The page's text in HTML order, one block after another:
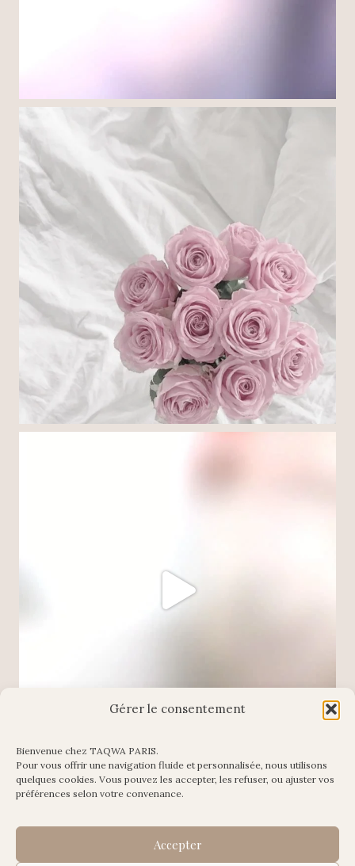
Gérer le consentement
Bienvenue chez TAQWA PARIS.
Pour vous offrir une navigation fluide et personnalisée, nous utilisons
quelques cookies. Vous pouvez les accepter, les refuser, ou ajuster vos
préférences selon votre convenance.
Accepter
Charger plus Suivre sur Instagram